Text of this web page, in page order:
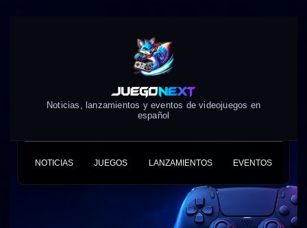
Noticias, lanzamientos y eventos de videojuegos en
español
NOTICIAS JUEGOS LANZAMIENTOS EVENTOS